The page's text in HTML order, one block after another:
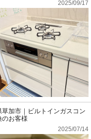
2025/09/17
草加市｜ビルトインガスコン
のお客様
2025/07/14